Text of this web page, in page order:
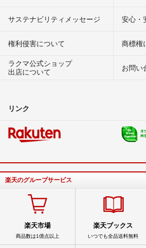
サステナビリティメッセージ 安心・
権利侵害について
商標権
ラクマ公式ショップ
出店について
お問い
リンク
楽天のグループサービス
楽天市場
商品数は1億点以上
楽天ブックス
いつでも全品送料無料